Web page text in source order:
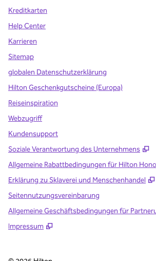
Kreditkarten
Help Center
Karrieren
Sitemap
globalen Datenschutzerklärung
Hilton Geschenkgutscheine (Europa)
Reiseinspiration
Webzugriff
Kundensupport
Soziale Verantwortung des Unternehmens
,
Allgemeine Rabattbedingungen für Hilton
Erklärung zu Sklaverei und Menschenhandel
,
Seitennutzungsvereinbarung
Allgemeine Geschäftsbedingungen für
Impressum